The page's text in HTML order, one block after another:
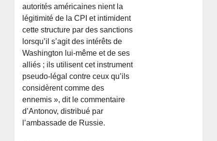
autorités américaines nient la
légitimité de la CPI et intimident
cette structure par des sanctions
lorsqu’il s’agit des intérêts de
Washington lui-même et de ses
alliés ; ils utilisent cet instrument
pseudo-légal contre ceux qu’ils
considèrent comme des
ennemis », dit le commentaire
d’Antonov, distribué par
l’ambassade de Russie.